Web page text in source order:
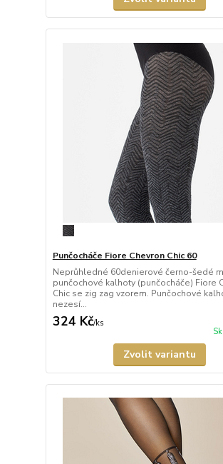
Punčocháče Fiore Chevron Chic 60
Neprůhledné 60denierové černo-šedé
punčochové kalhoty (punčocháče) Fiore
Chic se zig zag vzorem. Punčochové
nezesí...
324 Kč/ks
Zvolit variantu